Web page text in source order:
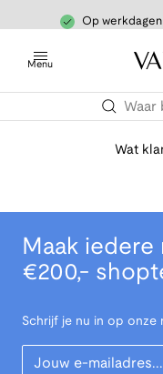
Op
Menu
Wat
Maak iedere
€200,-
Schrijf je nu in op onze
Your Email